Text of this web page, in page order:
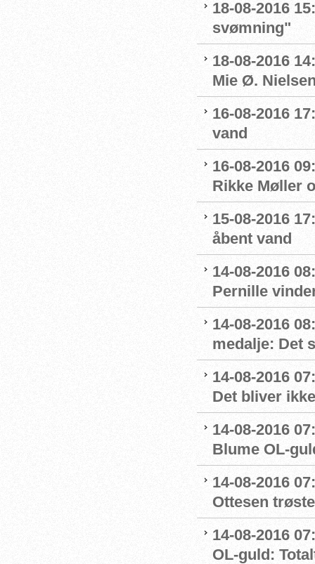
18-08-2016
svømning"
18-08-2016
Mie Ø.
16-08-2016
vand
16-08-2016
Rikke Møller
15-08-2016
åbent vand
14-08-2016
Pernille
14-08-2016
medalje: Det
14-08-2016
Det bliver
14-08-2016
Blume OL-
14-08-2016
Ottesen
14-08-2016
OL-guld: